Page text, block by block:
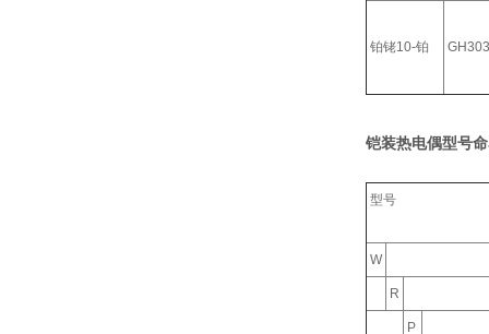
铂铑10-铂
铠装热电偶型号
型号
W
R
P